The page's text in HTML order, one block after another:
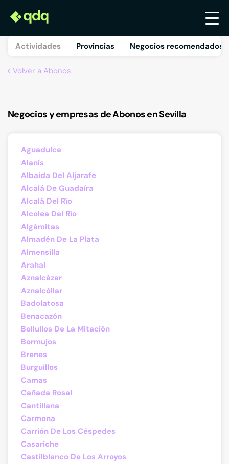
Actividades Provincias Negocios recomendados
Volver a Abonos
Negocios y empresas de Abonos en Sevilla
Aguadulce
Alanís
Albaida Del Aljarafe
Alcalá De Guadaíra
Alcalá Del Río
Alcolea Del Río
Algámitas
Almadén De La Plata
Almensilla
Arahal
Aznalcázar
Aznalcóllar
Badolatosa
Benacazón
Bollullos De La Mitación
Bormujos
Brenes
Burguillos
Camas
Cañada Rosal
Cantillana
Carmona
Carrión De Los Céspedes
Casariche
Castilblanco De Los Arroyos